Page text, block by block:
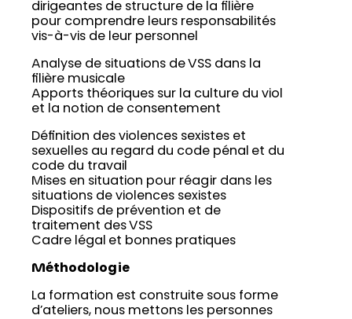
dirigeantes de structure de la filière
pour comprendre leurs responsabilités
vis-à-vis de leur personnel
Analyse de situations de VSS dans la
filière musicale
Apports théoriques sur la culture du viol
et la notion de consentement
Définition des violences sexistes et
sexuelles au regard du code pénal et du
code du travail
Mises en situation pour réagir dans les
situations de violences sexistes
Dispositifs de prévention et de
traitement des VSS
Cadre légal et bonnes pratiques
Méthodologie
La formation est construite sous forme
d’ateliers, nous mettons les personnes